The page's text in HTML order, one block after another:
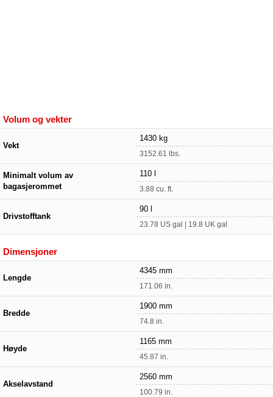
Volum og vekter
Vekt
1430 kg
3152.61 lbs.
Minimalt volum av
bagasjerommet
110 l
3.88 cu. ft.
Drivstofftank
90 l
23.78 US gal | 19.8 UK gal
Dimensjoner
Lengde
4345 mm
171.06 in.
Bredde
1900 mm
74.8 in.
Høyde
1165 mm
45.87 in.
Akselavstand
2560 mm
100.79 in.